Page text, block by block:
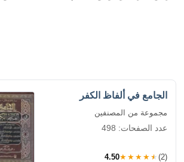
الجامع في ألفاظ الكفر
مجموعة من المصنفين
عدد الصفحات: 498
4.50★★★★★ (2)